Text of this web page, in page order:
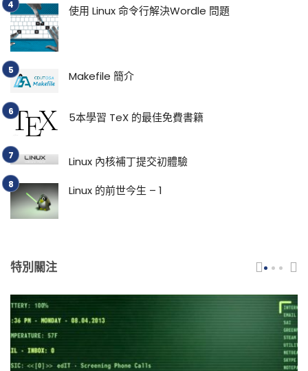
使用 Linux 命令行解決Wordle 問題
Makefile 簡介
5本學習 TeX 的最佳免費書籍
Linux 內核補丁提交初體驗
Linux 的前世今生 – 1
特別關注